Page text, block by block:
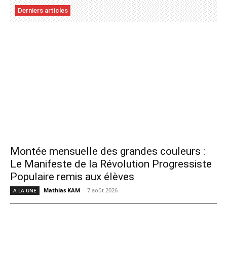
Derniers articles
Montée mensuelle des grandes couleurs :
Le Manifeste de la Révolution Progressiste
Populaire remis aux élèves
A LA UNE Mathias KAM - 7 août 2026